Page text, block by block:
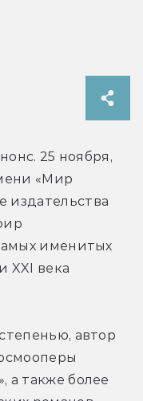
25 ноября,
«Мир
издательства
именитых
XXI века
автор
а также более